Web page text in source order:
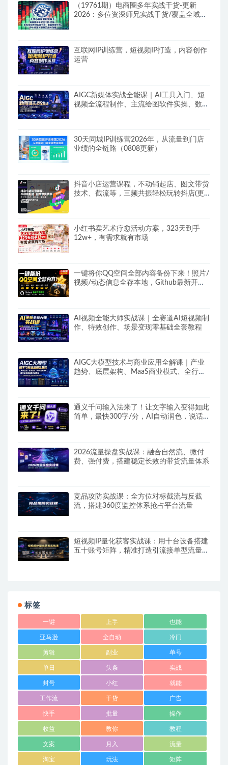
（19761期）电商圈多年实战干货-更新
2026：多位资深师兄实战干货/覆盖全域平
互联网IP训练营，短视频IP打造，内容创作
运营
AIGC新媒体实战全能课｜AI工具入门、短
视频全流程制作、主流绘图软件实操、数字
30天同城IP训练营2026年，从流量到门店
业绩的全链路（0808更新）
抖音小店运营课程，不动销起店、图文带货
技术、截流等，三频共振轻松玩转抖店(更
小红书卖艺术疗愈活动方案，323天到手
12w+，有需求就有市场
一键将你QQ空间全部内容备份下来！照片/
视频/动态信息全存本地，Github最新开源
AI视频全能大师实战课｜全赛道AI短视频制
作、特效创作、场景变现零基础全套教程
AIGC大模型技术与商业应用全解课｜产业
趋势、底层架构、MaaS商业模式、全行业
通义千问输入法来了！让文字输入变得如此
简单，最快300字/分，AI自动润色，说话秒
2026流量操盘实战课：融合自然流、微付
费、强付费，搭建稳定长效的带货流量体系
竞品攻防实战课：全方位对标截流与反截
流，搭建360度监控体系抢占平台流量
短视频IP量化获客实战课：用十台设备搭建
五十账号矩阵，精准打造引流接单型流量账
标签
一键 上手 也能
亚马逊 全自动 冷门
剪辑 副业 单号
单日 头条 实战
封号 小红 就能
工作流 干货 广告
快手 批量 操作
收益 教你 教程
文案 月入 流量
淘宝 玩法 矩阵